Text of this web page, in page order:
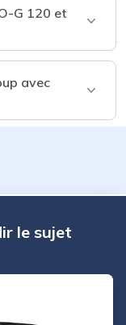
G 120 et
avec
le sujet